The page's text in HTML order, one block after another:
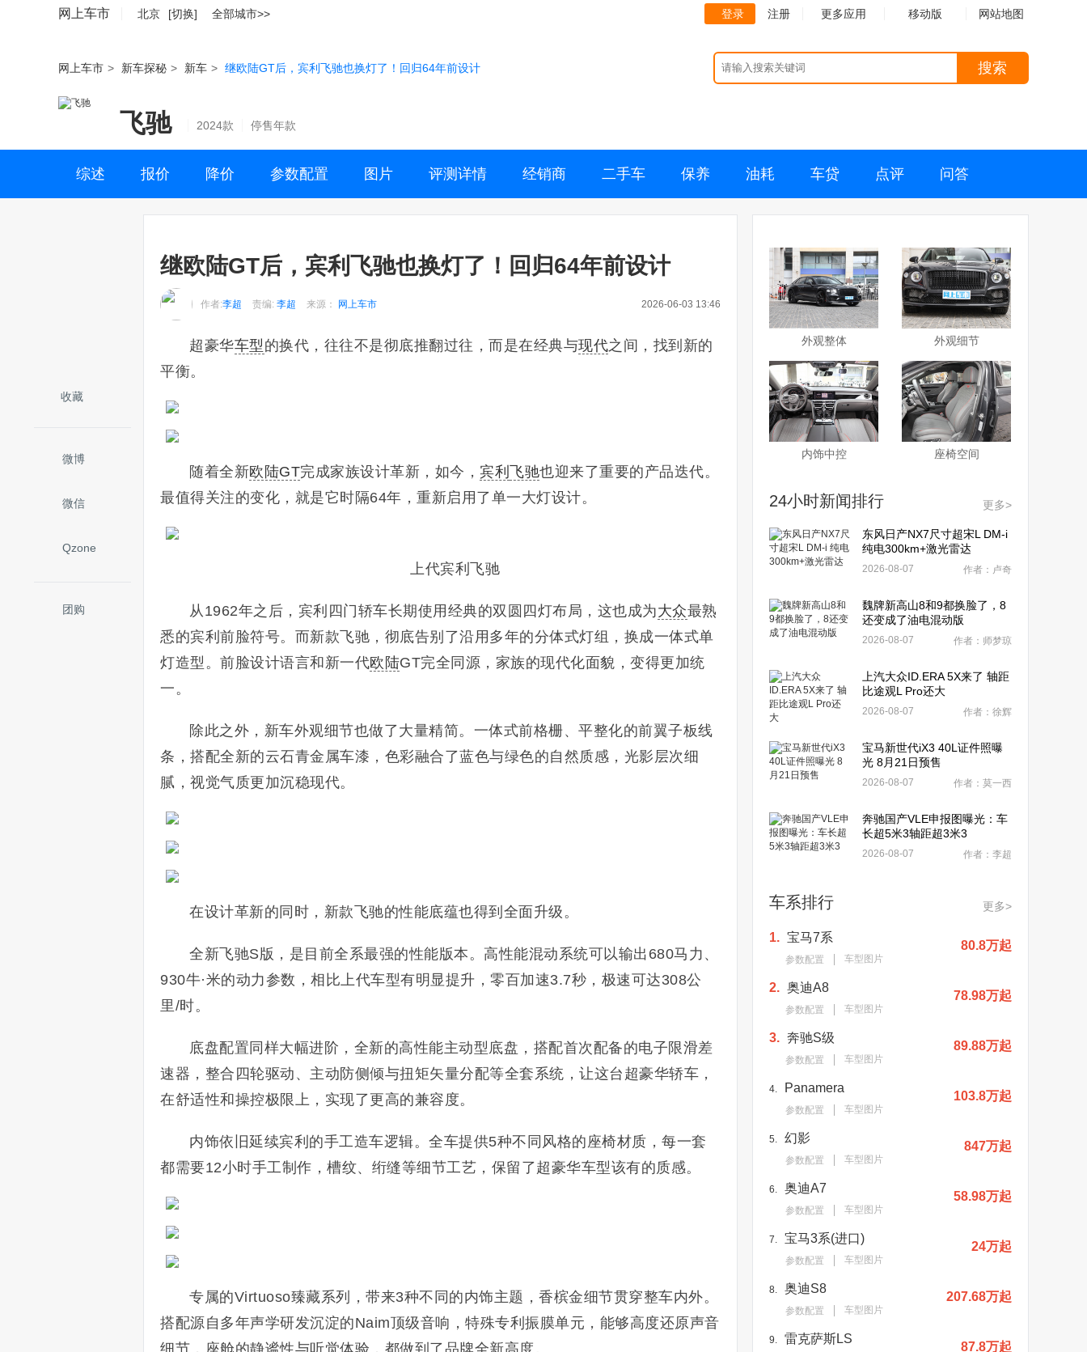
网上车市 北京 [切换] 全部城市>> 登录 注册 更多应用 移动版 网站地图
网上车市 > 新车探秘 > 新车 > 继欧陆GT后，宾利飞驰也换灯了！回归64年前设计 搜索
飞驰 2024款 停售年款
综述 报价 降价 参数配置 图片 评测详情 经销商 二手车 保养 油耗 车贷 点评 问答
收藏
微博
微信
Qzone
团购
继欧陆GT后，宾利飞驰也换灯了！回归64年前设计
作者:李超 责编: 李超 来源： 网上车市 2026-06-03 13:46
超豪华车型 的换代，往往不是彻底推翻过往，而是在经典与现代之间，找到新的
平衡。
随着全新欧陆GT完成家族设计革新，如今， 宾利 飞驰也迎来了重要的产品迭代。
最值得关注的变化，就是它时隔64年，重新启用了单一大灯设计。
上代宾利飞驰
从1962年之后，宾利四门轿车长期使用经典的双圆四灯布局，这也成为大众最熟
悉的宾利前脸符号。而新款飞驰，彻底告别了沿用多年的分体式灯组，换成一体式单
灯造型。前脸设计语言和新一代欧陆GT完全同源，家族的现代化面貌，变得更加统
一。
除此之外，新车外观细节也做了大量精简。一体式前格栅、平整化的前翼子板线
条，搭配全新的云石青金属车漆，色彩融合了蓝色与绿色的自然质感，光影层次细
腻，视觉气质更加沉稳现代。
在设计革新的同时，新款飞驰的性能底蕴也得到全面升级。
全新飞驰S版，是目前全系最强的性能版本。高性能混动系统可以输出680马力、
930牛·米的动力参数，相比上代车型有明显提升，零百加速3.7秒，极速可达308公
里/时。
底盘配置同样大幅进阶，全新的高性能主动型底盘，搭配首次配备的电子限滑差
速器，整合四轮驱动、主动防侧倾与扭矩矢量分配等全套系统，让这台超豪华轿车，
在舒适性和操控极限上，实现了更高的兼容度。
内饰依旧延续宾利的手工造车逻辑。全车提供5种不同风格的座椅材质，每一套
都需要12小时手工制作，槽纹、绗缝等细节工艺，保留了超豪华车型该有的质感。
专属的Virtuoso臻藏系列，带来3种不同的内饰主题，香槟金细节贯穿整车内外。
搭配源自多年声学研发沉淀的Naim顶级音响，特殊专利振膜单元，能够高度还原声音
细节，座舱的静谧性与听觉体验，都做到了品牌全新高度。
外观整体 外观细节
内饰中控 座椅空间
24小时新闻排行 更多>
东风日产NX7尺寸超宋L DM-i
纯电300km+激光雷达
2026-08-07 作者：卢奇
魏牌新高山8和9都换脸了，8
还变成了油电混动版
2026-08-07 作者：师梦琼
上汽大众ID.ERA 5X来了 轴距
比途观L Pro还大
2026-08-07 作者：徐辉
宝马新世代iX3 40L证件照曝
光 8月21日预售
2026-08-07 作者：莫一西
奔驰国产VLE申报图曝光：车
长超5米3轴距超3米3
2026-08-07 作者：李超
车系排行 更多>
1. 宝马7系
参数配置 车型图片
80.8万起
2. 奥迪A8
参数配置 车型图片
78.98万起
3. 奔驰S级
参数配置 车型图片
89.88万起
4. Panamera
参数配置 车型图片
103.8万起
5. 幻影
参数配置 车型图片
847万起
6. 奥迪A7
参数配置 车型图片
58.98万起
7. 宝马3系(进口)
参数配置 车型图片
24万起
8. 奥迪S8
参数配置 车型图片
207.68万起
9. 雷克萨斯LS
87.8万起